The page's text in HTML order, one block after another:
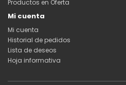
Productos en Oferta
Mi cuenta
Mi cuenta
Historial de pedidos
Lista de deseos
Hoja informativa